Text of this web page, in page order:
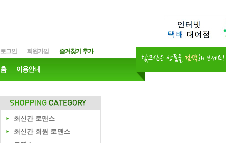
로그인 회원가입 즐겨찾기 추가
홈 이용안내
최신간 로맨스
최신간 회원 로맨스